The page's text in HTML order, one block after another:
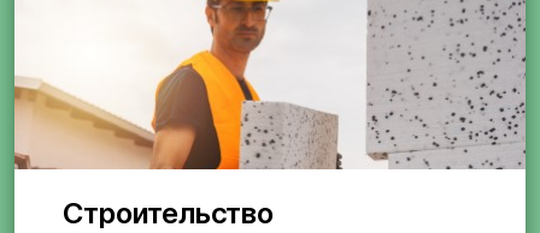
Строительство